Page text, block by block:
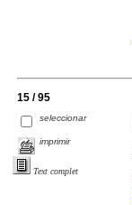
15 / 95
seleccionar
imprimir
Text complet